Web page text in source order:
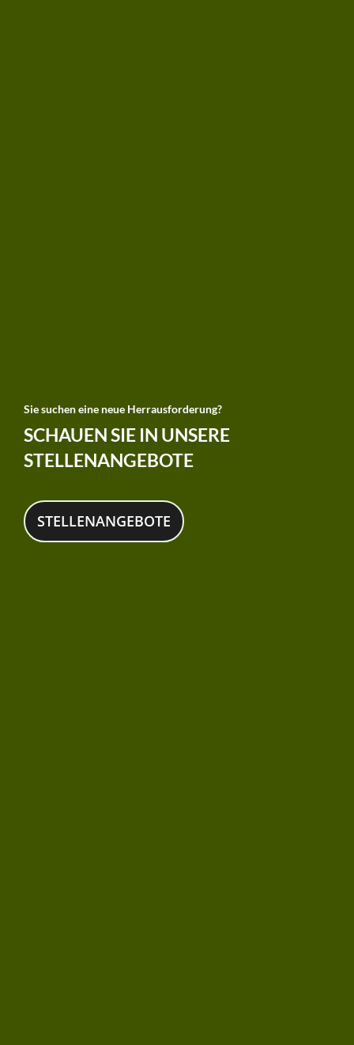
Sie suchen eine neue Herrausforderung?
SCHAUEN SIE IN UNSERE
STELLENANGEBOTE
STELLENANGEBOTE